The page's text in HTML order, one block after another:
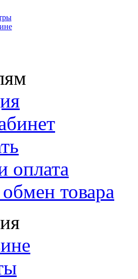
оплата
товара